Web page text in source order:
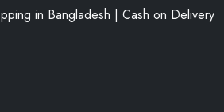
in Bangladesh | Cash on Delivery